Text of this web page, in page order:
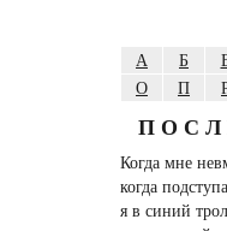
А Б
О
П
Когда мне
когда
я в синий